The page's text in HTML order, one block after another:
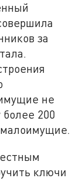
за
не
200
ключи